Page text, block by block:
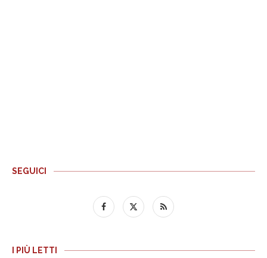
SEGUICI
I PIÙ LETTI